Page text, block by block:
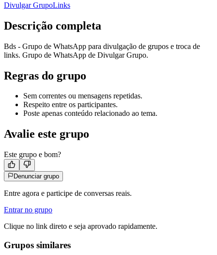
Divulgar GrupoLinks
Descrição completa
Bds - Grupo de WhatsApp para divulgação de grupos e troca de
links. Grupo de WhatsApp de Divulgar Grupo.
Regras do grupo
Sem correntes ou mensagens repetidas.
Respeito entre os participantes.
Poste apenas conteúdo relacionado ao tema.
Avalie este grupo
Este grupo e bom?
Denunciar grupo
Entre agora e participe de conversas reais.
Entrar no grupo
Clique no link direto e seja aprovado rapidamente.
Grupos similares